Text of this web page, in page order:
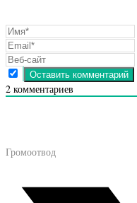
2 комментариев
Громоотвод